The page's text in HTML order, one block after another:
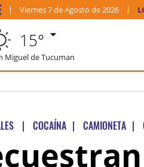
Viernes7 deAgosto de 2026
15°
Miguel de Tucuman
| COCAÍNA | CAMIONETA |